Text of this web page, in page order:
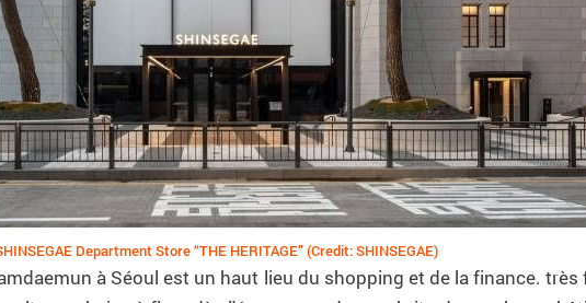
à Séoul est un haut lieu du shopping et de la finance. très